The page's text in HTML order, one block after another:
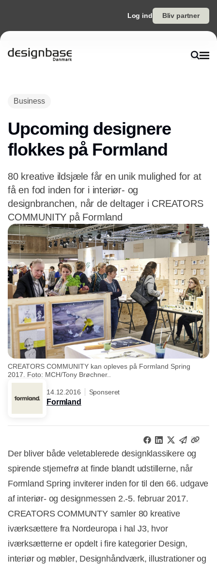
Log ind Bliv partner
Business
Upcoming designere
flokkes på Formland
80 kreative ildsjæle får en unik mulighed for at
få en fod inden for i interiør- og
designbranchen, når de deltager i CREATORS
COMMUNITY på Formland
CREATORS COMMUNITY kan opleves på Formland Spring
2017. Foto: MCH/Tony Brøchner..
14.12.2016 Sponseret
Formland
Der bliver både veletablerede designklassikere og
spirende stjernefrø at finde blandt udstillerne, når
Formland Spring inviterer inden for til den 66. udgave
af interiør- og designmessen 2.-5. februar 2017.
CREATORS COMMUNTY samler 80 kreative
iværksættere fra Nordeuropa i hal J3, hvor
iværksætterne er opdelt i fire kategorier Design,
interiør og møbler, Designhåndværk, illustrationer og